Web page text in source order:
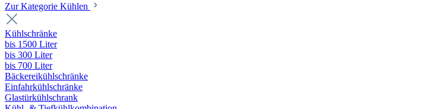
Zur Kategorie Kühlen
Kühlschränke
bis 1500 Liter
bis 300 Liter
bis 700 Liter
Bäckereikühlschränke
Einfahrkühlschränke
Glastürkühlschrank